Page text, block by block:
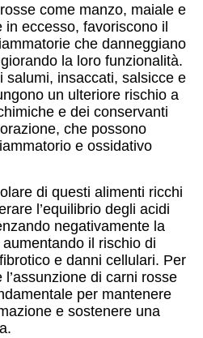
come manzo, maiale e
eccesso, favoriscono il
che danneggiano
la loro funzionalità.
salumi, insaccati, salsicce e
un ulteriore rischio a
e dei conservanti
che possono
e ossidativo
di questi alimenti ricchi
l’equilibrio degli acidi
negativamente la
il rischio di
e danni cellulari. Per
di carni rosse
per mantenere
e sostenere una